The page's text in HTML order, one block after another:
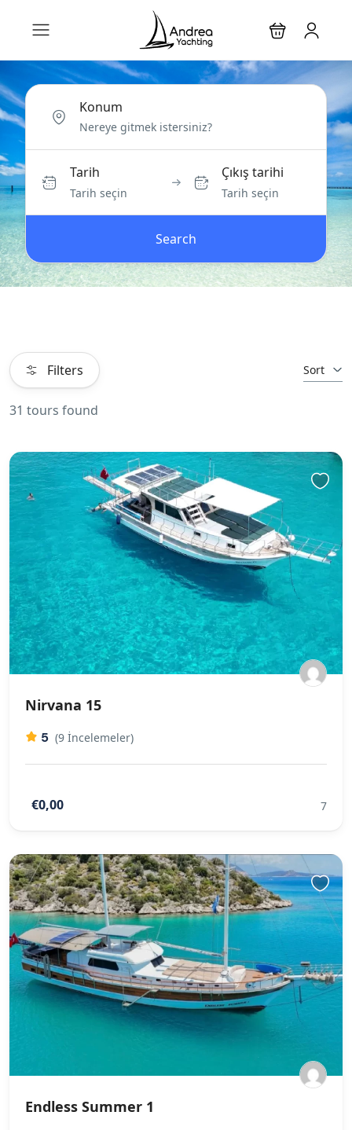
Konum
Tarih
Tarih seçin
Çıkış tarihi
Tarih seçin
Search
Filters Sort
31 tours found
Nirvana 15
5 (9 İncelemeler)
€0,00 7
Endless Summer 1